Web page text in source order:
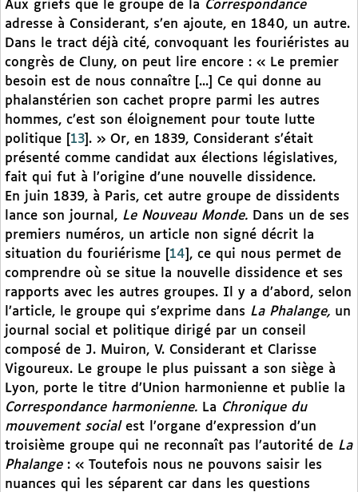
Aux griefs que le groupe de la Correspondance
adresse à Considerant, s’en ajoute, en 1840, un autre.
Dans le tract déjà cité, convoquant les fouriéristes au
congrès de Cluny, on peut lire encore : « Le premier
besoin est de nous connaître [...] Ce qui donne au
phalanstérien son cachet propre parmi les autres
hommes, c’est son éloignement pour toute lutte
politique
13 . » Or, en 1839, Considerant s’était
présenté comme candidat aux élections législatives,
fait qui fut à l’origine d’une nouvelle dissidence.
En juin 1839, à Paris, cet autre groupe de dissidents
lance son journal, Le Nouveau Monde. Dans un de ses
premiers numéros, un article non signé décrit la
situation du fouriérisme
14 , ce qui nous permet de
comprendre où se situe la nouvelle dissidence et ses
rapports avec les autres groupes. Il y a d’abord, selon
l’article, le groupe qui s’exprime dans La Phalange, un
journal social et politique dirigé par un conseil
composé de J. Muiron, V. Considerant et Clarisse
Vigoureux. Le groupe le plus puissant a son siège à
Lyon, porte le titre d’Union harmonienne et publie la
Correspondance harmonienne. La Chronique du
mouvement socialest l’organe d’expression d’un
troisième groupe qui ne reconnaît pas l’autorité de La
Phalange: « Toutefois nous ne pouvons saisir les
nuances qui les séparent car dans les questions